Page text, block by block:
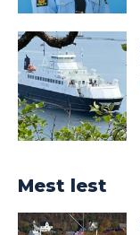
Mest lest